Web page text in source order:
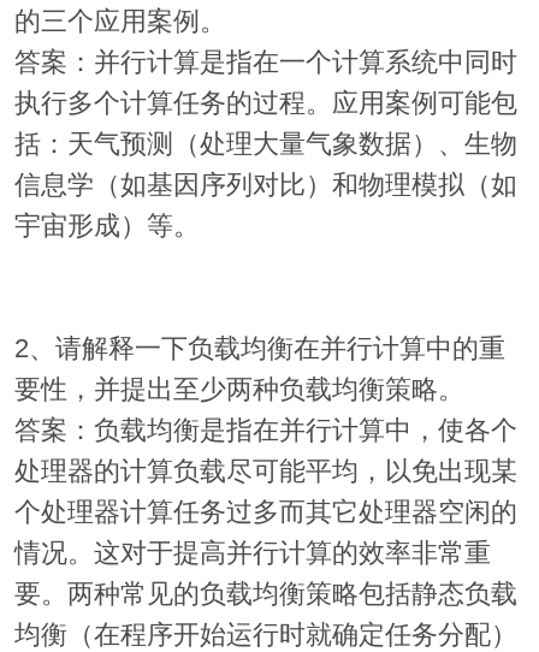
的三个应用案例。
答案：并行计算是指在一个计算系统中同时
执行多个计算任务的过程。应用案例可能包
括：天气预测（处理大量气象数据）、生物
信息学（如基因序列对比）和物理模拟（如
宇宙形成）等。
2、请解释一下负载均衡在并行计算中的重
要性，并提出至少两种负载均衡策略。
答案：负载均衡是指在并行计算中，使各个
处理器的计算负载尽可能平均，以免出现某
个处理器计算任务过多而其它处理器空闲的
情况。这对于提高并行计算的效率非常重
要。两种常见的负载均衡策略包括静态负载
均衡（在程序开始运行时就确定任务分配）